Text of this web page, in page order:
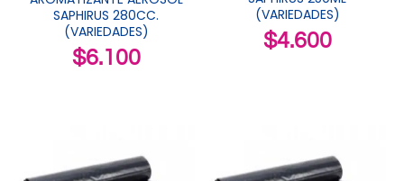
SAPHIRUS 280CC.
(VARIEDADES)
$6.100
(VARIEDADES)
$4.600